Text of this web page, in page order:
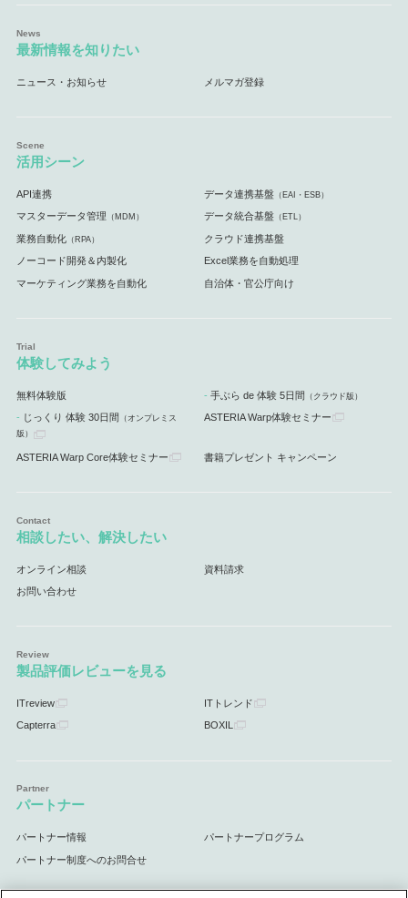
最新情報を知りたい
ニュース・お知らせ メルマガ登録
活用シーン
API連携 データ連携基盤 （EAI・ESB）
マスターデータ管理 （MDM） データ統合基盤 （ETL）
業務自動化（RPA） クラウド連携基盤
ノーコード開発＆内製化 Excel業務を自動処理
マーケティング業務を自動化 自治体・官公庁向け
体験してみよう
無料体験版 手ぶら de 体験 5日間 （クラウド版）
じっくり 体験 30日間 （オンプレミス
版）
ASTERIA Warp体験セミナー
ASTERIA Warp Core体験セミナー 書籍プレゼント キャンペーン
相談したい、解決したい
オンライン相談 資料請求
お問い合わせ
製品評価レビューを見る
ITreview ITトレンド
Capterra BOXIL
パートナー
パートナー情報 パートナープログラム
パートナー制度へのお問合せ